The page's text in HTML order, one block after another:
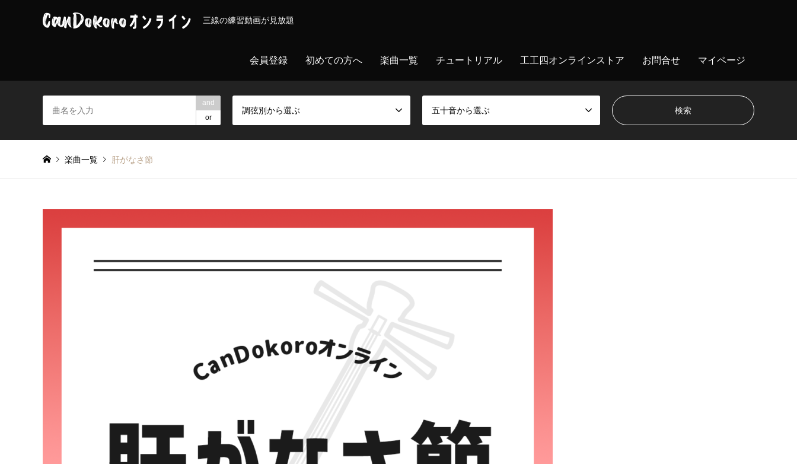
三線の練習動画が見放題
会員登録 初めての方へ 楽曲一覧 チュートリアル 工工四オンラインストア お問合せ マイページ
and
or
調弦別から選ぶ 五十音から選ぶ
楽曲一覧 肝がなさ節